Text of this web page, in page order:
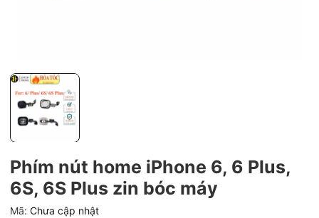
Phím nút home iPhone 6, 6 Plus,
6S, 6S Plus zin bóc máy
Mã: Chưa cập nhật